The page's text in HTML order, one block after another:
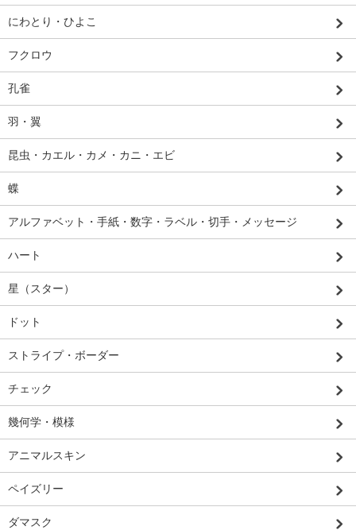
にわとり・ひよこ
フクロウ
孔雀
羽・翼
昆虫・カエル・カメ・カニ・エビ
蝶
アルファベット・手紙・数字・ラベル・切手・メッセージ
ハート
星（スター）
ドット
ストライプ・ボーダー
チェック
幾何学・模様
アニマルスキン
ペイズリー
ダマスク